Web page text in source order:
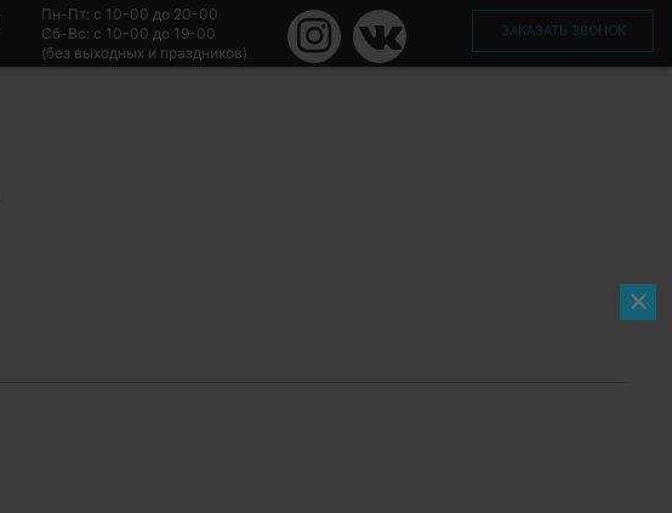
×
Пн-Пт: с 10-00 до 20-00
Сб-Вс: с 10-00 до 19-00
(без выходных и праздников)
ЗАКАЗАТЬ ЗВОНОК